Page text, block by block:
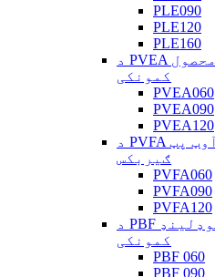
PLE090
PLE120
PLE160
د PVEA ښي زاویه ګردي فلانج محصول
کمونکی
PVEA060
PVEA090
PVEA120
د PVFA ښي زاویه میتودلینډ آوټ پټ
ګیربکس
PVFA060
PVFA090
PVFA120
د PBF سوراخ آوټ پټ میتوډلینډ
کمونکی
PBF 060
PBF 090